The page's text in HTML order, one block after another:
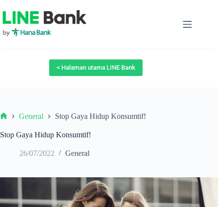
to
content
< Halaman utama LINE Bank
General Stop Gaya Hidup Konsumtif!
Stop Gaya Hidup Konsumtif!
26/07/2022 General